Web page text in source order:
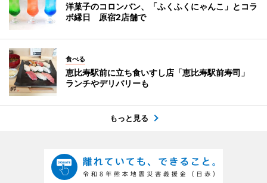
洋菓子のコロンバン、「ふくふくにゃんこ」とコラ
ボ縁日 原宿2店舗で
食べる
恵比寿駅前に立ち食いすし店「恵比寿駅前寿司」
ランチやデリバリーも
もっと見る